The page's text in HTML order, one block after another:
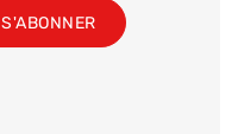
S'ABONNER